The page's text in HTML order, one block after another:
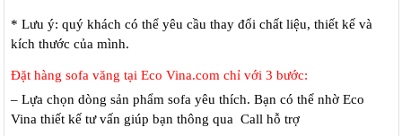
* Lưu ý: quý khách có thể yêu cầu thay đổi chất liệu, thiết kế và
kích thước của mình.
Đặt hàng sofa văng tại Eco Vina.com chỉ với 3 bước:
– Lựa chọn dòng sản phẩm sofa yêu thích. Bạn có thể nhờ Eco
Vina thiết kế tư vấn giúp bạn thông qua Call hỗ trợ